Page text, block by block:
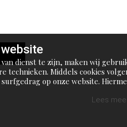
dienst te zijn, maken wij
technieken. Middels cookies
op onze website.
Lees